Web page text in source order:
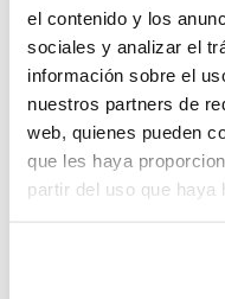
el contenido y los
sociales y analizar el
información sobre el
nuestros partners de
web, quienes pueden
que les haya
partir del uso que haya
participar los técnicos
través de www.fbcv.es
El Taller está dirigido
incorporar el uso de
trabajo diario en sus
cierto conocimiento
la actividad deberán